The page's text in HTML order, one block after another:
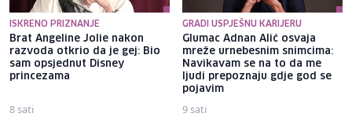
ISKRENO PRIZNANJE
Brat Angeline Jolie nakon
razvoda otkrio da je gej: Bio
sam opsjednut Disney
princezama
8 sati
GRADI USPJEŠNU KARIJERU
Glumac Adnan Alić osvaja
mreže urnebesnim snimcima:
Navikavam se na to da me
ljudi prepoznaju gdje god se
pojavim
9 sati